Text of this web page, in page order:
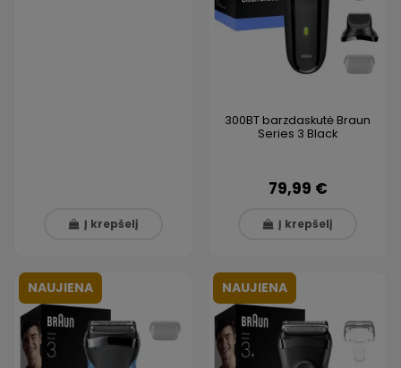
Į krepšelį
300BT barzdaskutė Braun
Series 3 Black
79,99 €
Į krepšelį
NAUJIENA NAUJIENA